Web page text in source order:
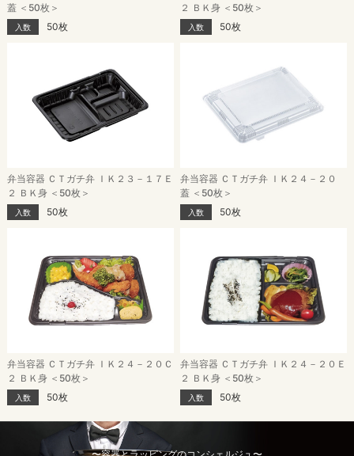
蓋 ＜50枚＞
入数 50枚
２ ＢＫ身 ＜50枚＞
入数 50枚
弁当容器 ＣＴガチ弁 ＩＫ２３－１７Ｅ
２ ＢＫ身 ＜50枚＞
入数 50枚
弁当容器 ＣＴガチ弁 ＩＫ２４－２０
蓋 ＜50枚＞
入数 50枚
弁当容器 ＣＴガチ弁 ＩＫ２４－２０Ｃ
２ ＢＫ身 ＜50枚＞
入数 50枚
弁当容器 ＣＴガチ弁 ＩＫ２４－２０Ｅ
２ ＢＫ身 ＜50枚＞
入数 50枚